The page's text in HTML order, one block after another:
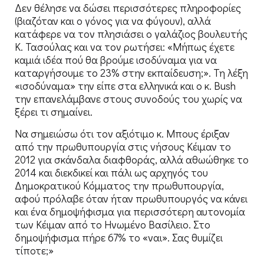
Δεν θέλησε να δώσει περισσότερες πληροφορίες
(βιαζόταν και ο γόνος για να φύγουν), αλλά
κατάφερε να τον πλησιάσει ο γαλάζιος βουλευτής
Κ. Τασούλας και να τον ρωτήσει: «Μήπως έχετε
καμιά ιδέα πού θα βρούμε ισοδύναμα για να
καταργήσουμε το 23% στην εκπαίδευση;». Τη λέξη
«ισοδύναμα» την είπε στα ελληνικά και ο κ. Bush
την επανελάμβανε στους συνοδούς του χωρίς να
ξέρει τι σημαίνει.
Να σημειώσω ότι τον αξιότιμο κ. Μπους έριξαν
από την πρωθυπουργία στις νήσους Κέιμαν το
2012 για σκάνδαλα διαφθοράς, αλλά αθωώθηκε το
2014 και διεκδικεί και πάλι ως αρχηγός του
Δημοκρατικού Κόμματος την πρωθυπουργία,
αφού πρόλαβε όταν ήταν πρωθυπουργός να κάνει
και ένα δημοψήφισμα για περισσότερη αυτονομία
των Κέιμαν από το Ηνωμένο Βασίλειο. Στο
δημοψήφισμα πήρε 67% το «ναι». Σας θυμίζει
τίποτε;»